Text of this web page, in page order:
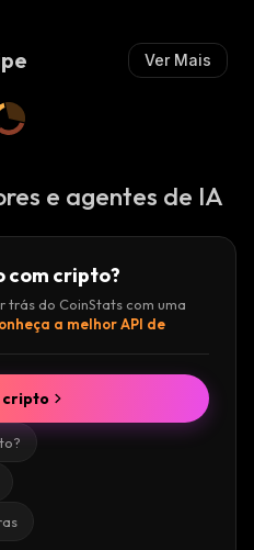
Ver Mais
e agentes de IA
com cripto?
trás do CoinStats com uma
a melhor API de
cripto